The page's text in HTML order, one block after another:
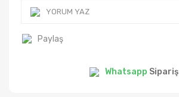
YORUM YAZ
Paylaş
Whatsapp Sipariş